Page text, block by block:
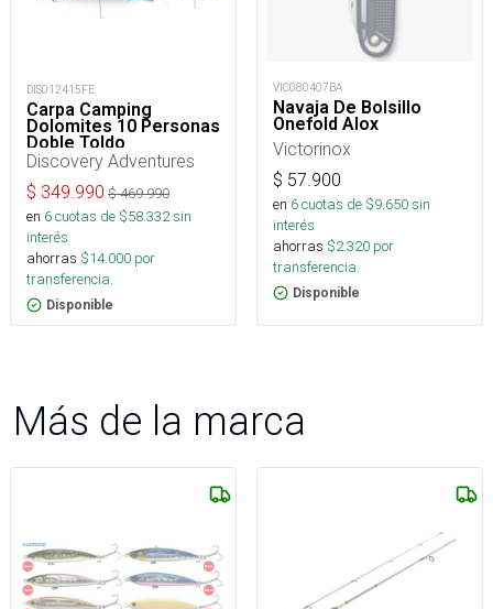
DIS012415FE
Carpa Camping
Dolomites 10 Personas
Doble Toldo
Discovery Adventures
$ 349.990 $469.990
en 6cuotas de $58.332sin
interés
ahorras $14.000 por
transferencia.
Disponible
VIC080407BA
Navaja De Bolsillo
Onefold Alox
Victorinox
$ 57.900
en 6cuotas de $9.650sin
interés
ahorras $2.320 por
transferencia.
Disponible
Más de la marca